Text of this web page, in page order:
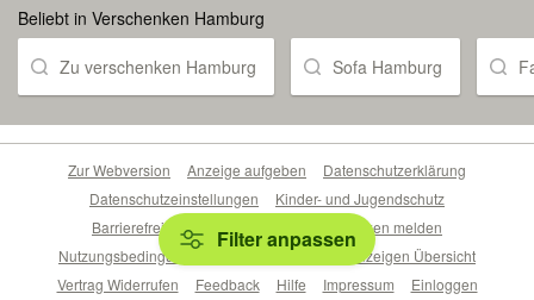
Beliebt in Verschenken Hamburg
Zu verschenken Hamburg Sofa Hamburg
Filter anpassen
Zur Webversion Anzeige aufgeben
Datenschutzerklärung
Datenschutzeinstellungen
Kinder- und Jugendschutz
Barrierefreiheitserklärung
Sicherheitslücken melden
Nutzungsbedingungen
Beliebte Suchen
Anzeigen Übersicht
Vertrag Widerrufen
Feedback Hilfe Impressum Einloggen